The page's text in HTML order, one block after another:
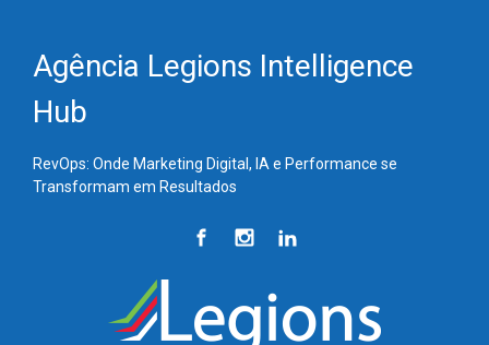
Agência Legions Intelligence
Hub
RevOps: Onde Marketing Digital, IA e Performance se
Transformam em Resultados